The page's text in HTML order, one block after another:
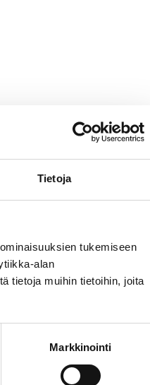
Tietoja
tukemiseen
alan
tietoja muihin tietoihin, joita
Markkinointi